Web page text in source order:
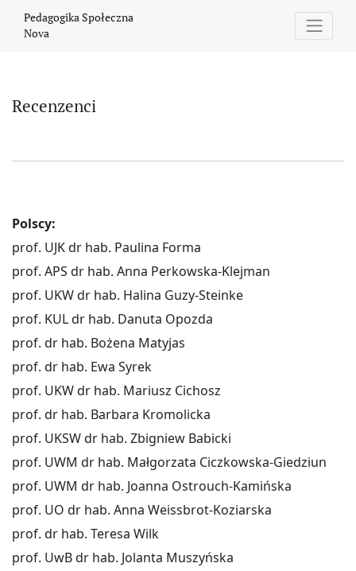
Recenzenci
Pedagogika Społeczna
Nova
Recenzenci
Polscy:
prof. UJK dr hab. Paulina Forma
prof. APS dr hab. Anna Perkowska-Klejman
prof. UKW dr hab. Halina Guzy-Steinke
prof. KUL dr hab. Danuta Opozda
prof. dr hab. Bożena Matyjas
prof. dr hab. Ewa Syrek
prof. UKW dr hab. Mariusz Cichosz
prof. dr hab. Barbara Kromolicka
prof. UKSW dr hab. Zbigniew Babicki
prof. UWM dr hab. Małgorzata Ciczkowska-Giedziun
prof. UWM dr hab. Joanna Ostrouch-Kamińska
prof. UO dr hab. Anna Weissbrot-Koziarska
prof. dr hab. Teresa Wilk
prof. UwB dr hab. Jolanta Muszyńska